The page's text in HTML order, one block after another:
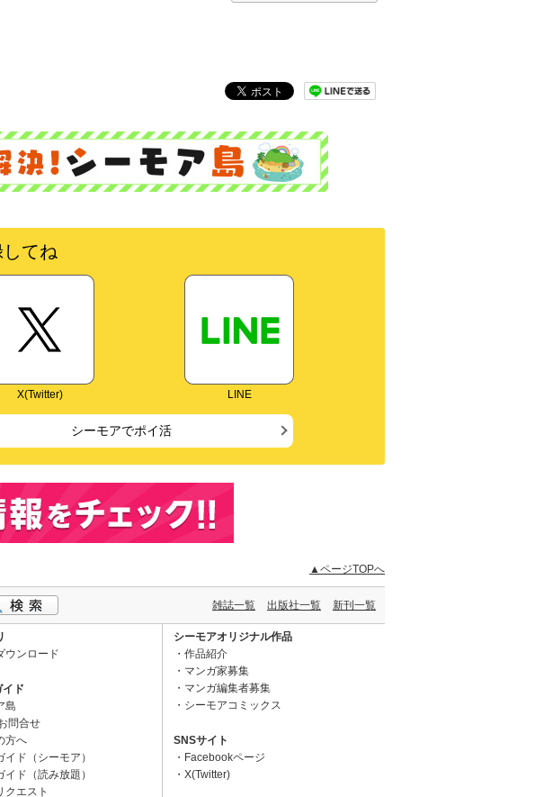
てね
X(Twitter) LINE
シーモアでポイ活
▲ページTOPへ
雑誌一覧 出版社一覧 新刊一覧
ウンロード
ド
島
問合せ
方へ
イド（シーモア）
イド（読み放題）
クエスト
シーモアオリジナル作品
作品紹介
マンガ家募集
マンガ編集者募集
シーモアコミックス
SNSサイト
Facebookページ
X(Twitter)